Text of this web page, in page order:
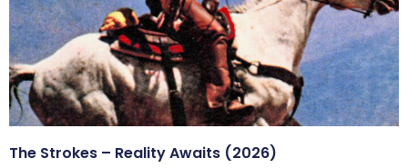
The Strokes – Reality Awaits (2026)